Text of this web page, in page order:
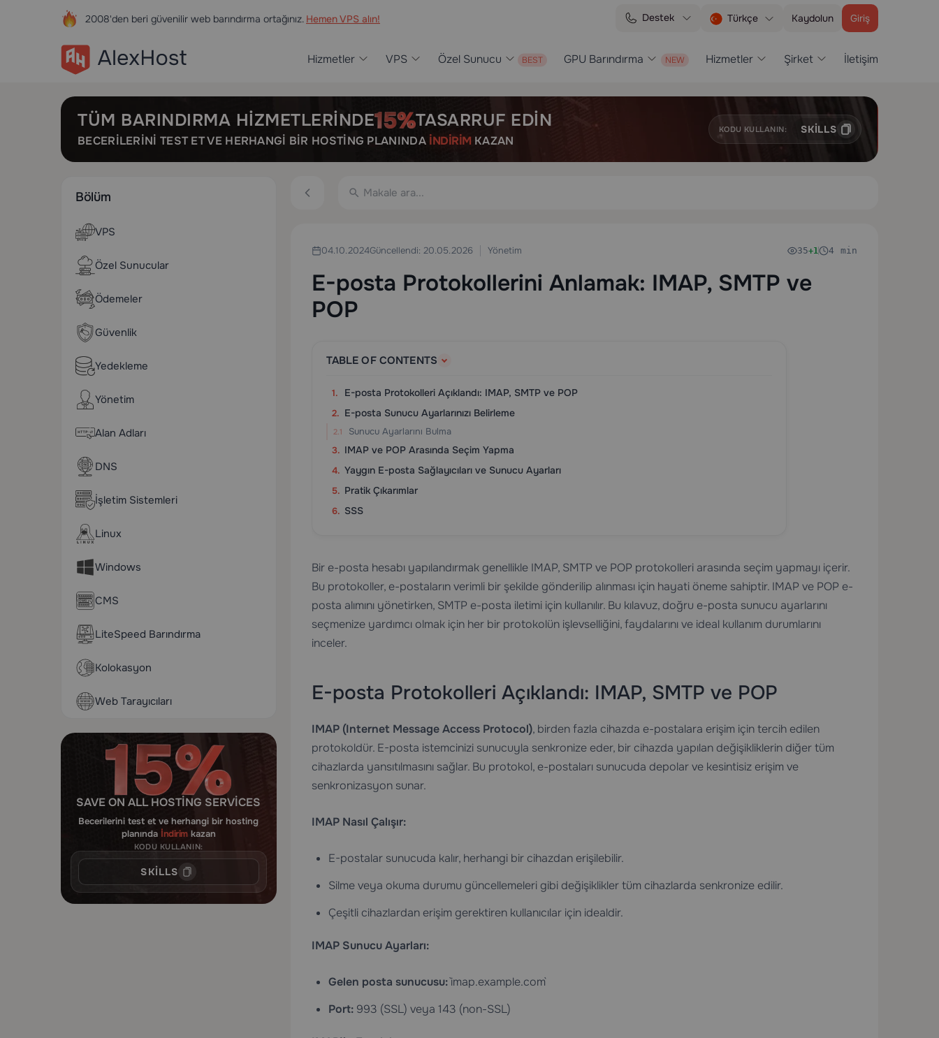
2008'den beri güvenilir web barındırma ortağınız. Hemen VPS alın! Destek Türkçe Kaydolun Giriş
Hizmetler VPS Özel Sunucu GPU Barındırma Hizmetler Şirket İletişim
TÜM BARINDIRMA HIZMETLERINDE TASARRUF EDIN
BECERILERINI TEST ET VE HERHANGI BIR HOSTING PLANINDA İNDIRIMKAZAN
KODU KULLANIN: SKILLS
Bölüm
VPS
Özel Sunucular
Ödemeler
Güvenlik
Yedekleme
Yönetim
Alan Adları
DNS
İşletim Sistemleri
Linux
Windows
CMS
LiteSpeed Barındırma
Kolokasyon
Web Tarayıcıları
SAVE ON ALL HOSTING SERVICES
Becerilerini test et ve herhangi bir hosting
planında İndirimkazan
KODU KULLANIN:
SKILLS
04.10.2024Güncellendi: 20.05.2026 Yönetim 35+1 4 min
E-posta Protokollerini Anlamak: IMAP, SMTP ve
POP
TABLE OF CONTENTS
E-posta Protokolleri Açıklandı: IMAP, SMTP ve POP
E-posta Sunucu Ayarlarınızı Belirleme
Sunucu Ayarlarını Bulma
IMAP ve POP Arasında Seçim Yapma
Yaygın E-posta Sağlayıcıları ve Sunucu Ayarları
Pratik Çıkarımlar
SSS
Bir e-posta hesabı yapılandırmak genellikle IMAP, SMTP ve POP protokolleri arasında seçim yapmayı içerir.
Bu protokoller, e-postaların verimli bir şekilde gönderilip alınması için hayati öneme sahiptir. IMAP ve POP e-
posta alımını yönetirken, SMTP e-posta iletimi için kullanılır. Bu kılavuz, doğru e-posta sunucu ayarlarını
seçmenize yardımcı olmak için her bir protokolün işlevselliğini, faydalarını ve ideal kullanım durumlarını
inceler.
E-posta Protokolleri Açıklandı: IMAP, SMTP ve POP
IMAP (Internet Message Access Protocol), birden fazla cihazda e-postalara erişim için tercih edilen
protokoldür. E-posta istemcinizi sunucuyla senkronize eder, bir cihazda yapılan değişikliklerin diğer tüm
cihazlarda yansıtılmasını sağlar. Bu protokol, e-postaları sunucuda depolar ve kesintisiz erişim ve
senkronizasyon sunar.
IMAP Nasıl Çalışır:
E-postalar sunucuda kalır, herhangi bir cihazdan erişilebilir.
Silme veya okuma durumu güncellemeleri gibi değişiklikler tüm cihazlarda senkronize edilir.
Çeşitli cihazlardan erişim gerektiren kullanıcılar için idealdir.
IMAP Sunucu Ayarları:
Gelen posta sunucusu:`imap.example.com`
Port:993 (SSL) veya 143 (non-SSL)